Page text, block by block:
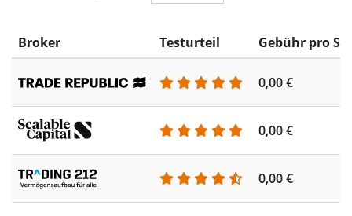
Broker Testurteil Gebühr pro
0,00 €
0,00 €
0,00 €